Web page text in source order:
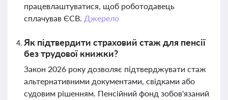
працевлаштуватися, щоб роботодавець
сплачував ЄСВ. Джерело
Як підтвердити страховий стаж для пенсії
без трудової книжки?
Закон 2026 року дозволяє підтверджувати стаж
альтернативними документами, свідками або
судовим рішенням. Пенсійний фонд зобов'язаний